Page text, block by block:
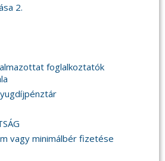
2.
foglalkoztatók
vagy minimálbér fizetése